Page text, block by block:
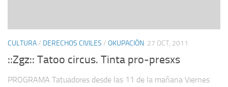
CULTURA/ DERECHOS CIVILES / OKUPACIÓN 27 OCT, 2011
::Zgz:: Tatoo circus. Tinta pro-presxs
PROGRAMA Tatuadores desde las 11 de la mañana Viernes